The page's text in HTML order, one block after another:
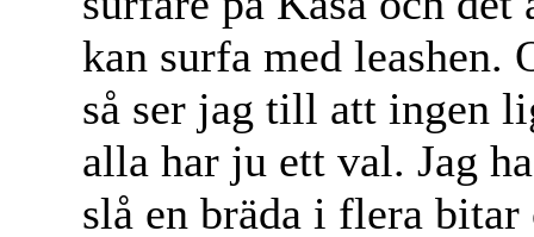
kan surfa med leashen.
så ser jag till att ingen
alla har ju ett val. Jag
slå en bräda i flera